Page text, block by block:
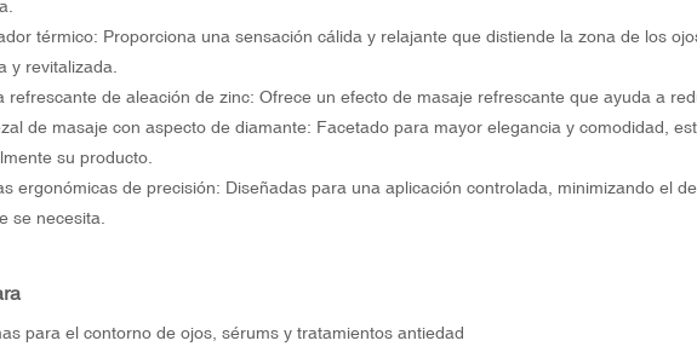
térmico: Proporciona una sensación cálida y relajante que distiende la zona de los
y revitalizada.
refrescante de aleación de zinc: Ofrece un efecto de masaje refrescante que ayuda a
de masaje con aspecto de diamante: Facetado para mayor elegancia y comodidad,
su producto.
ergonómicas de precisión: Diseñadas para una aplicación controlada, minimizando el
se necesita.
para el contorno de ojos, sérums y tratamientos antiedad